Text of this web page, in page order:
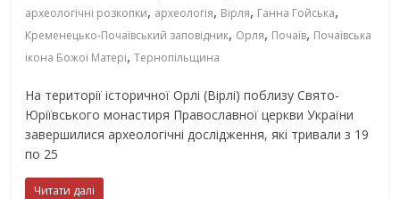
археологічні розкопки, археологія, Вірля, Ганна Гойська,
Кременецько-Почаївський заповідник, Орля, Почаїв, Почаївська
ікона Божої Матері,Тернопільщина
На території історичної Орлі (Вірлі) поблизу Свято-
Юріївського монастиря Православної церкви України
завершилися археологічні дослідження, які тривали з 19
по 25
Читати далі